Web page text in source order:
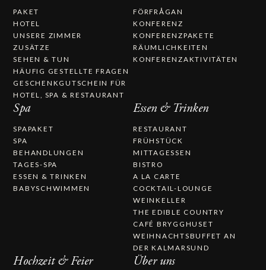
PAKET
HOTEL
UNSERE ZIMMER
ZUSÄTZE
SEHEN & TUN
HÄUFIG GESTELLTE FRAGEN
GESCHENKGUTSCHEIN FÜR
HOTEL, SPA & RESTAURANT
FÖRFRÅGAN
KONFERENZ
KONFERENZPAKETE
RÄUMLICHKEITEN
KONFERENZAKTIVITÄTEN
Spa
SPAPAKET
SPA
BEHANDLUNGEN
TAGES-SPA
ESSEN & TRINKEN
BABYSCHWIMMEN
Essen & Trinken
RESTAURANT
FRÜHSTÜCK
MITTAGESSEN
BISTRO
A LA CARTE
COCKTAIL-LOUNGE
WEINKELLER
THE EDIBLE COUNTRY
CAFÉ BRYGGHUSET
WEIHNACHTSBUFFET AN
DER KALMARSUND
Hochzeit & Feier Über uns